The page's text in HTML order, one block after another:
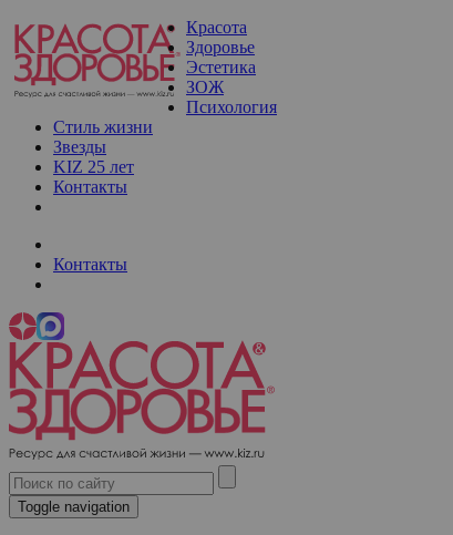
Красота
Здоровье
Эстетика
ЗОЖ
Психология
Стиль жизни
Звезды
KIZ 25 лет
Контакты
Контакты
Toggle navigation